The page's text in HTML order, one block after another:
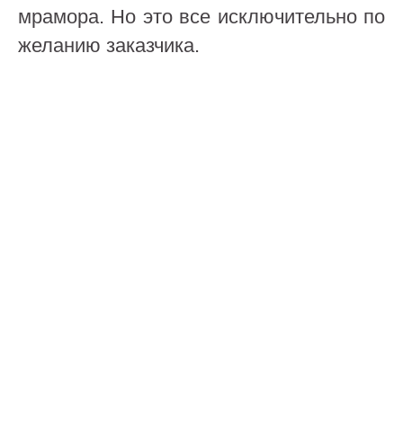
мрамора. Но это все исключительно по
желанию заказчика.